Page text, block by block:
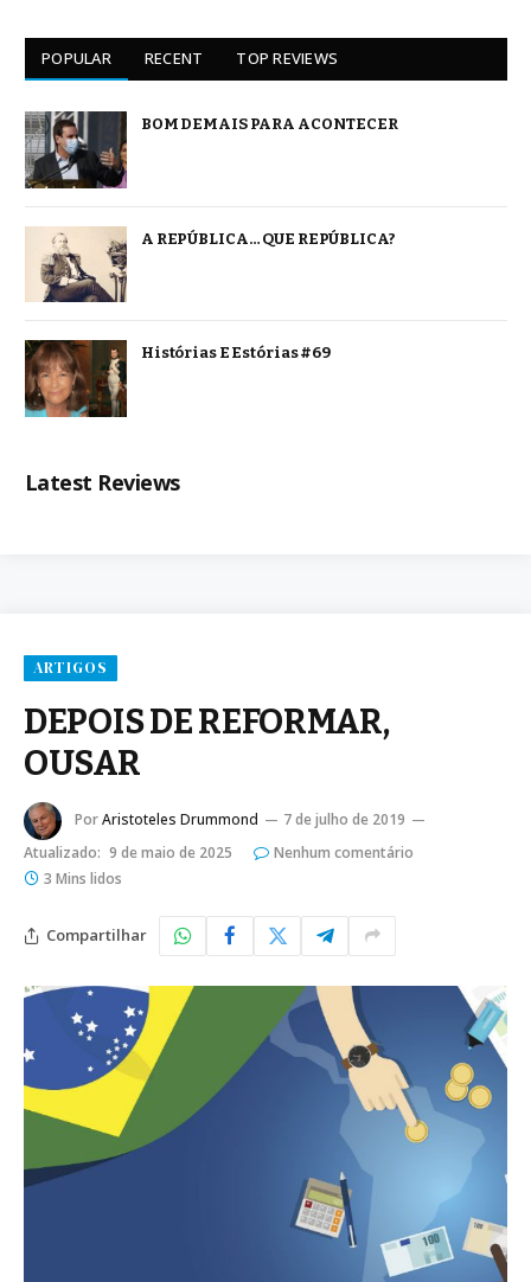
POPULAR RECENT TOP REVIEWS
BOM DEMAIS PARA ACONTECER
A REPÚBLICA… QUE REPÚBLICA?
Histórias E Estórias #69
Latest Reviews
ARTIGOS
DEPOIS DE REFORMAR,
OUSAR
PorAristoteles Drummond
7 de julho de 2019
Atualizado: 9 de maio de 2025
Nenhum comentário
3 Mins lidos
Compartilhar